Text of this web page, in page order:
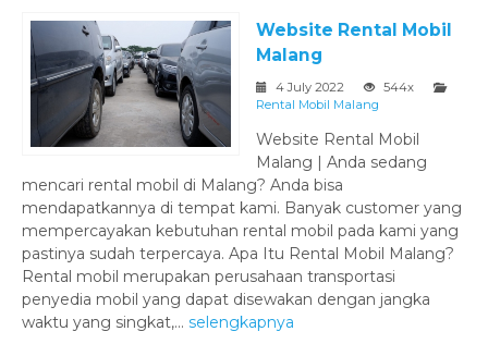
Website Rental Mobil
Malang
4 July 2022
544x
Rental Mobil Malang
Website Rental Mobil
Malang | Anda sedang
mencari rental mobil di Malang? Anda bisa
mendapatkannya di tempat kami. Banyak customer yang
mempercayakan kebutuhan rental mobil pada kami yang
pastinya sudah terpercaya. Apa Itu Rental Mobil Malang?
Rental mobil merupakan perusahaan transportasi
penyedia mobil yang dapat disewakan dengan jangka
waktu yang singkat,... selengkapnya